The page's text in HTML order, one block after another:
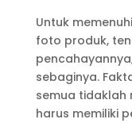
Untuk
foto produk,
sebaginya.
semua tidaklah
harus memiliki